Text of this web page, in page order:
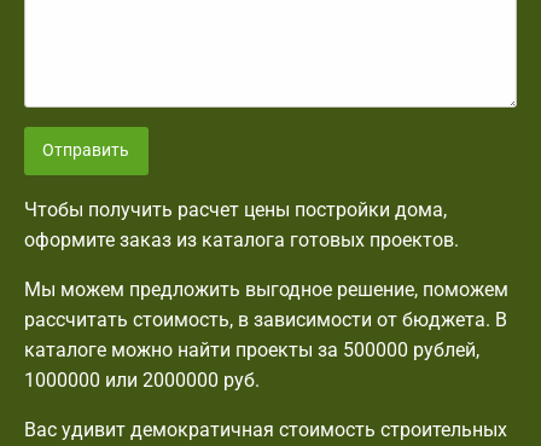
Отправить
Чтобы получить расчет цены постройки дома,
оформите заказ из каталога готовых проектов.
Мы можем предложить выгодное решение, поможем
рассчитать стоимость, в зависимости от бюджета. В
каталоге можно найти проекты за 500000 рублей,
1000000 или 2000000 руб.
Вас удивит демократичная стоимость строительных